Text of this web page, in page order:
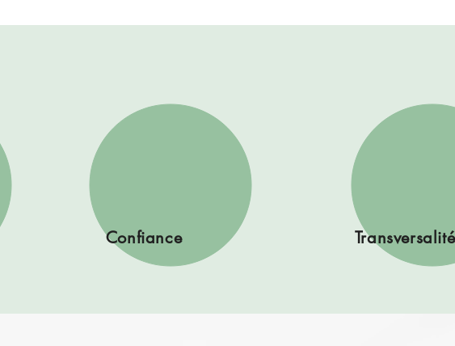
Confiance Transversalité